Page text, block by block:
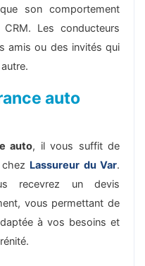
son comportement
Les conducteurs
amis ou des invités qui
auto
auto, il vous suffit de
Lassureur du Var.
recevrez un devis
vous permettant de
à vos besoins et